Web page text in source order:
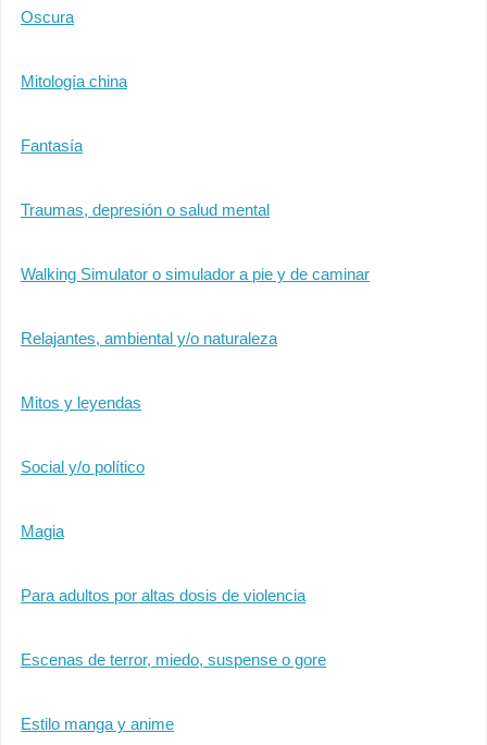
Oscura
Mitología china
Fantasía
Traumas, depresión o salud mental
Walking Simulator o simulador a pie y de caminar
Relajantes, ambiental y/o naturaleza
Mitos y leyendas
Social y/o político
Magia
Para adultos por altas dosis de violencia
Escenas de terror, miedo, suspense o gore
Estilo manga y anime